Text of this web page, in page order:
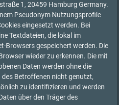
1, 20459 Hamburg Germany.
Pseudonym Nutzungsprofile
eingesetzt werden. Bei
Textdateien, die lokal im
Browsers gespeichert werden. Die
wieder zu erkennen. Die mit
Daten werden ohne die
Betroffenen nicht genutzt,
zu identifizieren und werden
über den Träger des